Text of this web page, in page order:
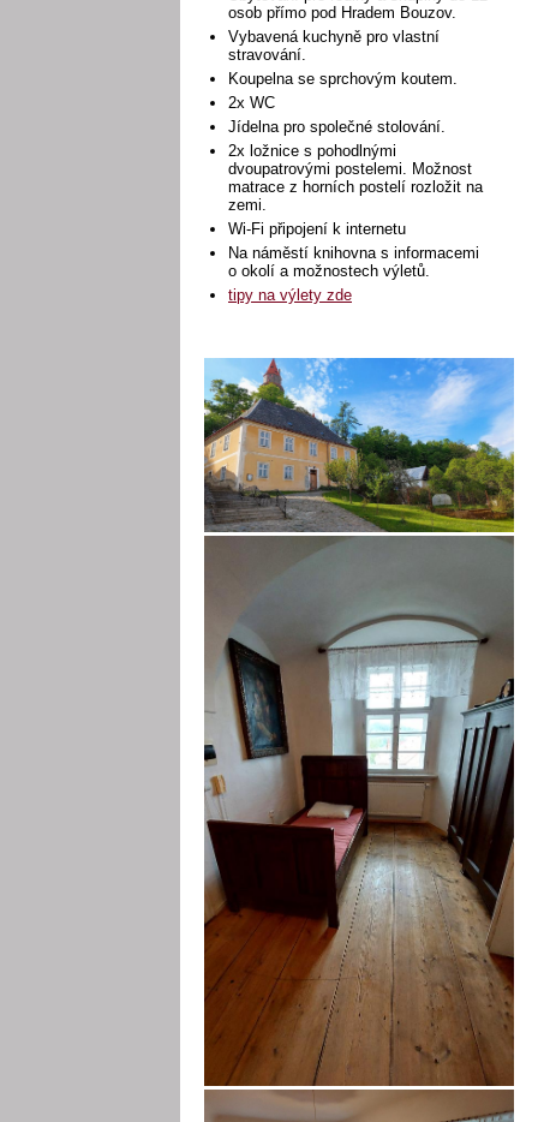
osob přímo pod Hradem Bouzov.
Vybavená kuchyně pro vlastní
stravování.
Koupelna se sprchovým koutem.
2x WC
Jídelna pro společné stolování.
2x ložnice s pohodlnými
dvoupatrovými postelemi. Možnost
matrace z horních postelí rozložit na
zemi.
Wi-Fi připojení k internetu
Na náměstí knihovna s informacemi
o okolí a možnostech výletů.
tipy na výlety zde